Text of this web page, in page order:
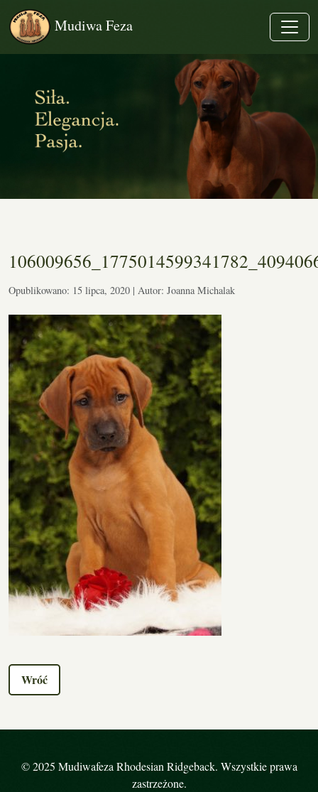
Mudiwa Feza
Opublikowano: 15 lipca, 2020 | Autor: Joanna Michalak
Wróć
© 2025 Mudiwafeza Rhodesian Ridgeback. Wszystkie prawa
zastrzeżone.